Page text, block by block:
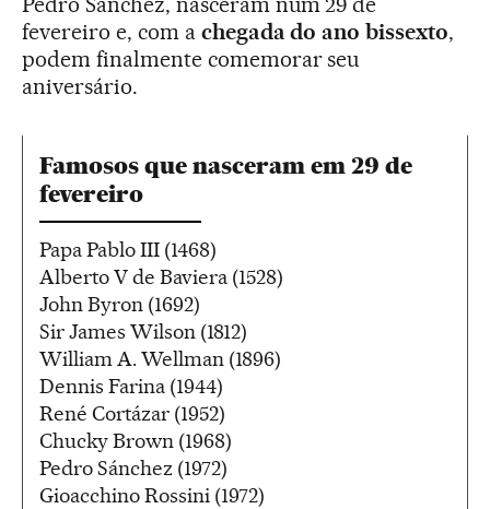
fevereiro e, com a chegada do ano bissexto,
podem finalmente comemorar seu
aniversário.
Famosos que nasceram em 29 de
fevereiro
Papa Pablo III (1468)
Alberto V de Baviera (1528)
John Byron (1692)
Sir James Wilson (1812)
William A. Wellman (1896)
Dennis Farina (1944)
René Cortázar (1952)
Chucky Brown (1968)
Pedro Sánchez (1972)
Gioacchino Rossini (1972)